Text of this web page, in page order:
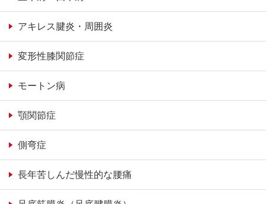
アキレス腱炎・周囲炎
変形性膝関節症
モートン病
顎関節症
側弯症
長年苦しんだ慢性的な腰痛